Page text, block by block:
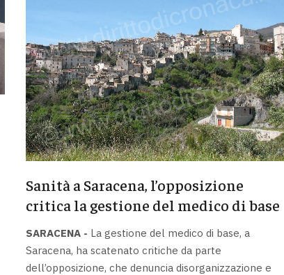
Sanità a Saracena, l’opposizione
critica la gestione del medico di base
SARACENA - La gestione del medico di base, a
Saracena, ha scatenato critiche da parte
dell’opposizione, che denuncia disorganizzazione e